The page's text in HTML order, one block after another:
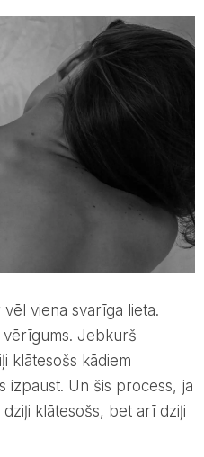
vērīgums. Jebkurš
klātesošs kādiem
izpaust. Un šis process, ja
klātesošs, bet arī dziļi